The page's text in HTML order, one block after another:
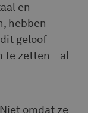
en
hebben
geloof
te zetten – al
omdat ze